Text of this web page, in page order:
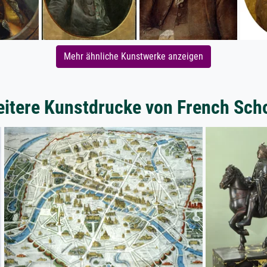
Mehr ähnliche Kunstwerke anzeigen
Kunstdrucke von French